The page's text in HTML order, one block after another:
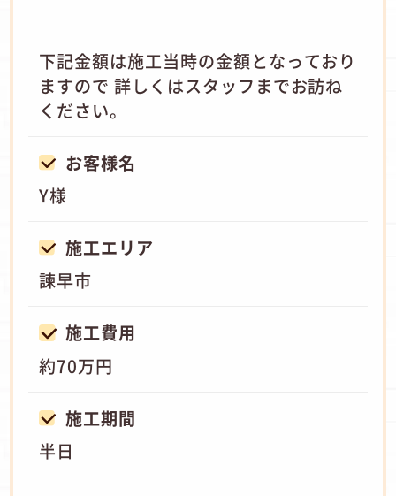
下記金額は施工当時の金額となっており
ますので 詳しくはスタッフまでお訪ね
ください。
お客様名
Y様
施工エリア
諫早市
施工費用
約70万円
施工期間
半日